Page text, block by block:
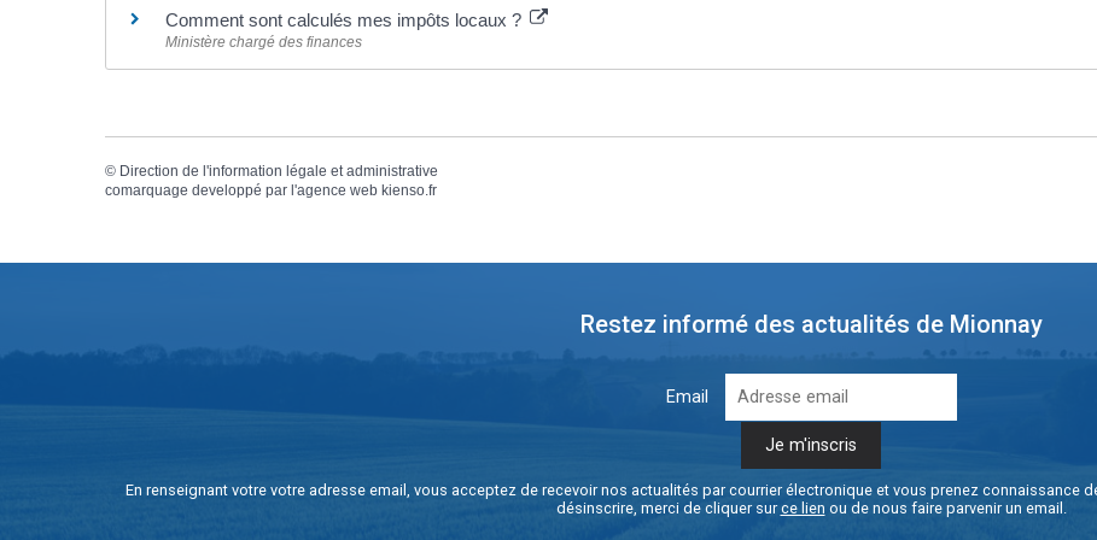
Comment sont calculés mes impôts locaux ?
Ministère chargé des finances
© Direction de l'information légale et administrative
comarquage developpé par l'agence web kienso.fr
Restez informé des actualités de Mionnay
Email
En renseignant votre votre adresse email, vous acceptez de recevoir nos actualités par courrier électronique et vous prenez connaissance
désinscrire, merci de cliquer surce lien ou de nous faire parvenir un email.